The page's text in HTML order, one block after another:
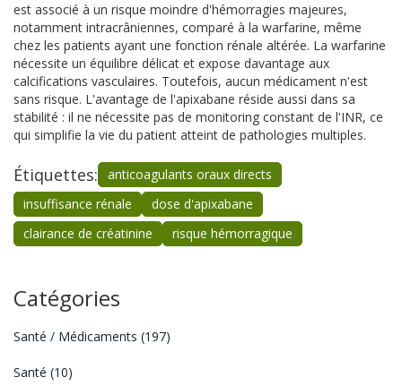
est associé à un risque moindre d'hémorragies majeures,
notamment intracrâniennes, comparé à la warfarine, même
chez les patients ayant une fonction rénale altérée. La warfarine
nécessite un équilibre délicat et expose davantage aux
calcifications vasculaires. Toutefois, aucun médicament n'est
sans risque. L'avantage de l'apixabane réside aussi dans sa
stabilité : il ne nécessite pas de monitoring constant de l'INR, ce
qui simplifie la vie du patient atteint de pathologies multiples.
Étiquettes:
anticoagulants oraux directs
insuffisance rénale
dose d'apixabane
clairance de créatinine
risque hémorragique
Catégories
Santé / Médicaments (197)
Santé (10)